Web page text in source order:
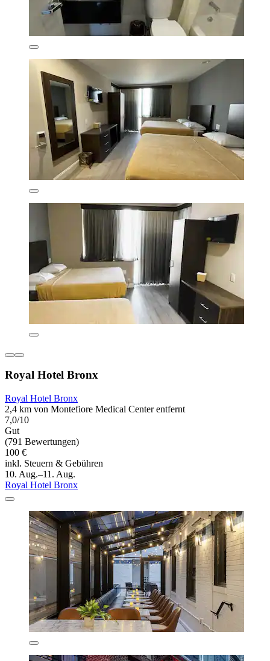
Royal Hotel Bronx
Royal Hotel Bronx
2,4 km von Montefiore Medical Center entfernt
7,0/10
Gut
(791 Bewertungen)
100 €
inkl. Steuern & Gebühren
10. Aug.–11. Aug.
Royal Hotel Bronx